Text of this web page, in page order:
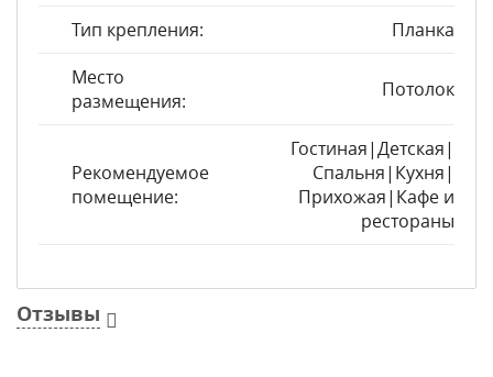
Тип крепления:
Планка
Место
размещения:
Потолок
Рекомендуемое
помещение:
Гостиная|Детская|
Спальня|Кухня|
Прихожая|Кафе и
рестораны
Отзывы